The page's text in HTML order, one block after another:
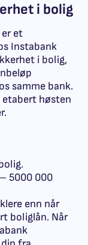
i bolig
et
Instabank
i bolig,
samme bank.
etabert høsten
.
5000 000
enn når
boliglån. Når